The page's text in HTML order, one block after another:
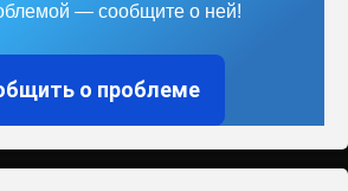
— сообщите о ней!
о проблеме